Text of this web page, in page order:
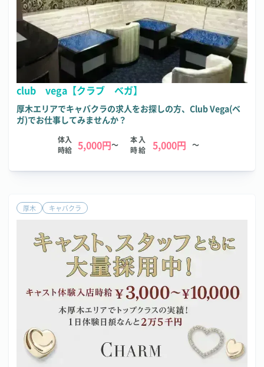
club vega【クラブ ベガ】
厚木エリアでキャバクラの求人をお探しの方、Club Vega(ベ
ガ)でお仕事してみませんか？
体入
時給 5,000円～
本入
時給
5,000円 ～
厚木 キャバクラ